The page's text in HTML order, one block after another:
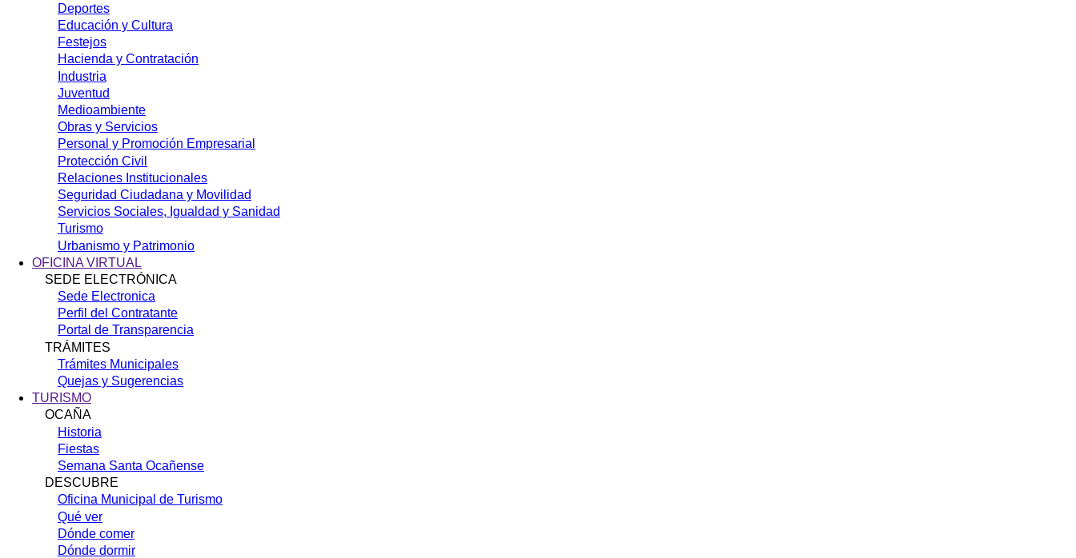
Deportes
Educación y Cultura
Festejos
Hacienda y Contratación
Industria
Juventud
Medioambiente
Obras y Servicios
Personal y Promoción Empresarial
Protección Civil
Relaciones Institucionales
Seguridad Ciudadana y Movilidad
Servicios Sociales, Igualdad y Sanidad
Turismo
Urbanismo y Patrimonio
OFICINA VIRTUAL
SEDE ELECTRÓNICA
Sede Electronica
Perfil del Contratante
Portal de Transparencia
TRÁMITES
Trámites Municipales
Quejas y Sugerencias
TURISMO
OCAÑA
Historia
Fiestas
Semana Santa Ocañense
DESCUBRE
Oficina Municipal de Turismo
Qué ver
Dónde comer
Dónde dormir